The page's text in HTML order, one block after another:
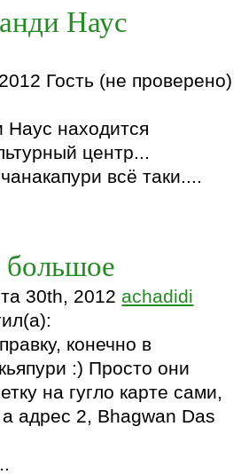
Наус
Гость (не проверено)
находится
центр...
всё таки....
30th, 2012 achadidi
конечно в
:) Просто они
на гугло карте сами,
адрес 2, Bhagwan Das